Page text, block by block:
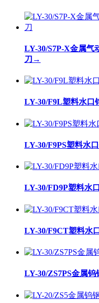
LY-30/S7P-X金属气
刀 →
LY-30/F9L塑料水口
LY-30/F9PS塑料水
LY-30/FD9P塑料水
LY-30/F9CT塑料水
LY-30/ZS7PS金属